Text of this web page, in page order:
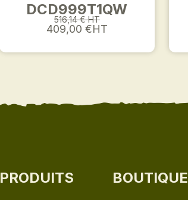
DCD999T1QW
516,14 € HT
409,00 €HT
PRODUITS BOUTIQUE